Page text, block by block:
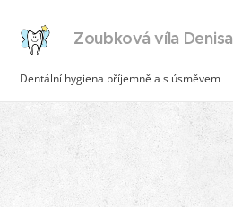
Zoubková víla Denisa
Dentální hygiena příjemně a s úsměvem